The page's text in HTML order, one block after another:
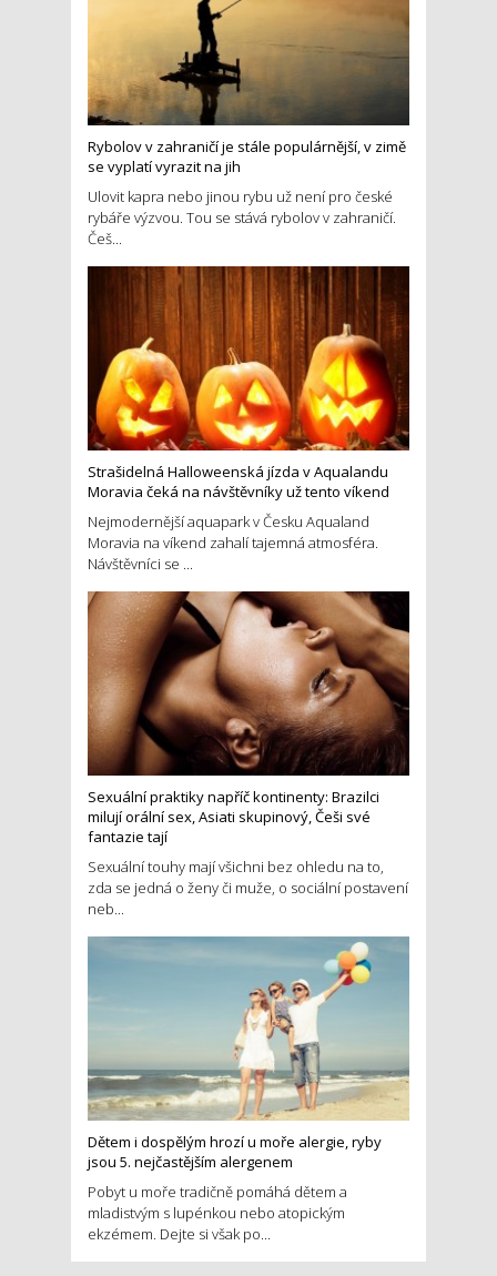
Rybolov v zahraničí je stále populárnější, v zimě
se vyplatí vyrazit na jih
Ulovit kapra nebo jinou rybu už není pro české
rybáře výzvou. Tou se stává rybolov v zahraničí.
Češ...
Strašidelná Halloweenská jízda v Aqualandu
Moravia čeká na návštěvníky už tento víkend
Nejmodernější aquapark v Česku Aqualand
Moravia na víkend zahalí tajemná atmosféra.
Návštěvníci se ...
Sexuální praktiky napříč kontinenty: Brazilci
milují orální sex, Asiati skupinový, Češi své
fantazie tají
Sexuální touhy mají všichni bez ohledu na to,
zda se jedná o ženy či muže, o sociální postavení
neb...
Dětem i dospělým hrozí u moře alergie, ryby
jsou 5. nejčastějším alergenem
Pobyt u moře tradičně pomáhá dětem a
mladistvým s lupénkou nebo atopickým
ekzémem. Dejte si však po...